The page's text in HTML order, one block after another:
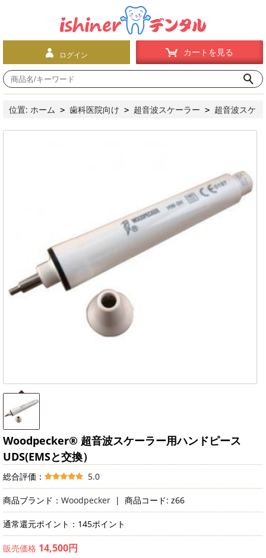
ログイン カートを見る
位置: ホーム > 歯科医院向け > 超音波スケーラー > 超音波スケ
Woodpecker® 超音波スケーラー用ハンドピース
UDS(EMSと交換）
総合評価： 5.0
商品ブランド： Woodpecker | 商品コード: z66
通常還元ポイント：145ポイント
販売価格 14,500円